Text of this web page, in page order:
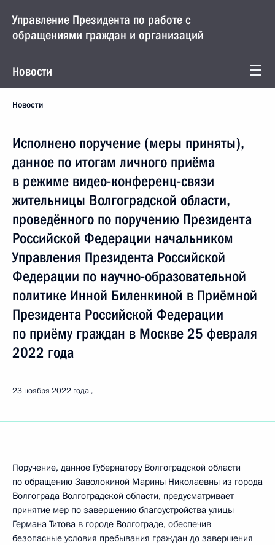
Управление Президента по работе с
обращениями граждан и организаций
Новости
Новости
Исполнено поручение (меры приняты),
данное по итогам личного приёма
в режиме видео-конференц-связи
жительницы Волгоградской области,
проведённого по поручению Президента
Российской Федерации начальником
Управления Президента Российской
Федерации по научно-образовательной
политике Инной Биленкиной в Приёмной
Президента Российской Федерации
по приёму граждан в Москве 25 февраля
2022 года
23 ноября 2022 года
Поручение, данное Губернатору Волгоградской области
по обращению Заволокиной Марины Николаевны из города
Волгограда Волгоградской области, предусматривает
принятие мер по завершению благоустройства улицы
Германа Титова в городе Волгограде, обеспечив
безопасные условия пребывания граждан до завершения